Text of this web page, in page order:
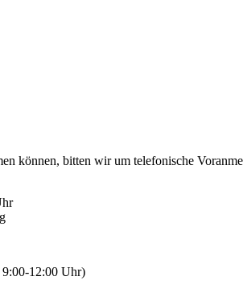
können, bitten wir um telefonische
12:00 Uhr)